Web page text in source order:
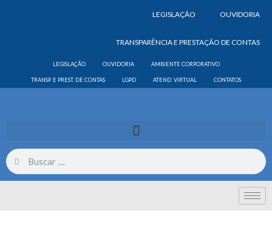
LEGISLAÇÃO OUVIDORIA
TRANSPARÊNCIA E PRESTAÇÃO DE CONTAS
LEGISLAÇÃO OUVIDORIA AMBIENTE CORPORATIVO
TRANSP. E PREST. DE CONTAS LGPD ATEND. VIRTUAL CONTATOS